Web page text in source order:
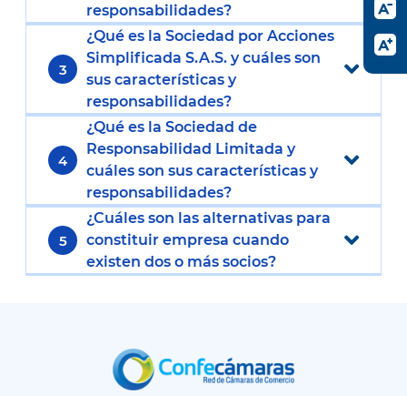
responsabilidades?
3
¿Qué es la Sociedad por Acciones
Simplificada S.A.S. y cuáles son
sus características y
responsabilidades?
4
¿Qué es la Sociedad de
Responsabilidad Limitada y
cuáles son sus características y
responsabilidades?
5
¿Cuáles son las alternativas para
constituir empresa cuando
existen dos o más socios?